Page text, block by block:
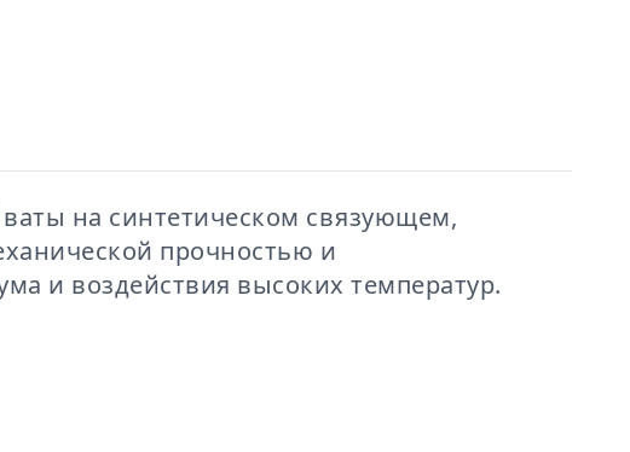
на синтетическом связующем,
прочностью и
и воздействия высоких температур.